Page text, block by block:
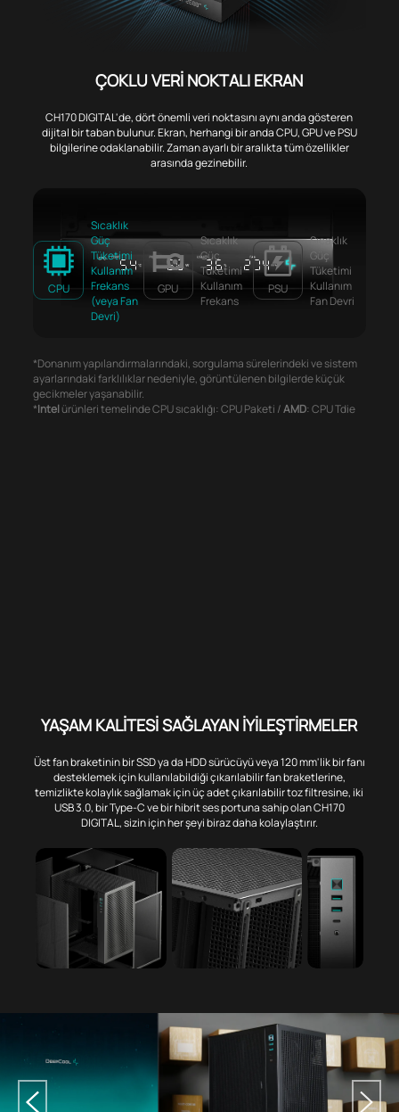
ÇOKLU VERİ NOKTALI EKRAN
CH170 DIGITAL'de, dört önemli veri noktasını aynı anda gösteren
dijital bir taban bulunur. Ekran, herhangi bir anda CPU, GPU ve PSU
bilgilerine odaklanabilir. Zaman ayarlı bir aralıkta tüm özellikler
arasında gezinebilir.
CPU
Sıcaklık
Güç
Tüketimi
Kullanım
Frekans
(veya Fan
Devri)
GPU
Sıcaklık
Güç
Tüketimi
Kullanım
Frekans
PSU
Sıcaklık
Güç
Tüketimi
Kullanım
Fan Devri
*Donanım yapılandırmalarındaki, sorgulama sürelerindeki ve sistem
ayarlarındaki farklılıklar nedeniyle, görüntülenen bilgilerde küçük
gecikmeler yaşanabilir.
*Intelürünleri temelinde CPU sıcaklığı: CPU Paketi /AMD: CPU Tdie
YAŞAM KALİTESİ SAĞLAYAN İYİLEŞTİRMELER
Üst fan braketinin bir SSD ya da HDD sürücüyü veya 120 mm'lik bir fanı
desteklemek için kullanılabildiği çıkarılabilir fan braketlerine,
temizlikte kolaylık sağlamak için üç adet çıkarılabilir toz filtresine, iki
USB 3.0, bir Type-C ve bir hibrit ses portuna sahip olan CH170
DIGITAL, sizin için her şeyi biraz daha kolaylaştırır.